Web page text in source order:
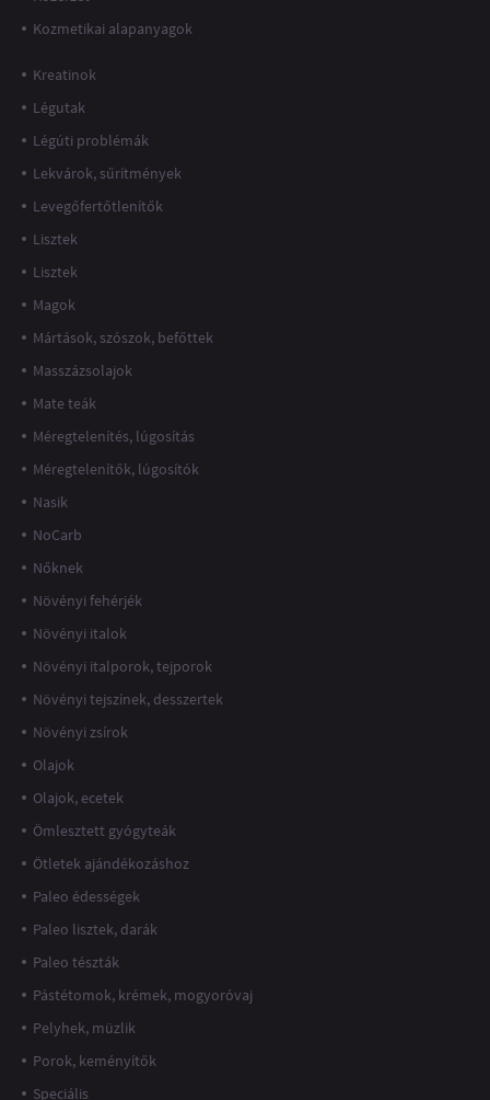
Kozmetikai alapanyagok
Kreatinok
Légutak
Légúti problémák
Lekvárok, sűrítmények
Levegőfertőtlenítők
Lisztek
Lisztek
Magok
Mártások, szószok, befőttek
Masszázsolajok
Mate teák
Méregtelenítés, lúgosítás
Méregtelenítők, lúgosítók
Nasik
NoCarb
Nőknek
Növényi fehérjék
Növényi italok
Növényi italporok, tejporok
Növényi tejszínek, desszertek
Növényi zsírok
Olajok
Olajok, ecetek
Ömlesztett gyógyteák
Ötletek ajándékozáshoz
Paleo édességek
Paleo lisztek, darák
Paleo tészták
Pástétomok, krémek, mogyoróvaj
Pelyhek, müzlik
Porok, keményítők
Speciális